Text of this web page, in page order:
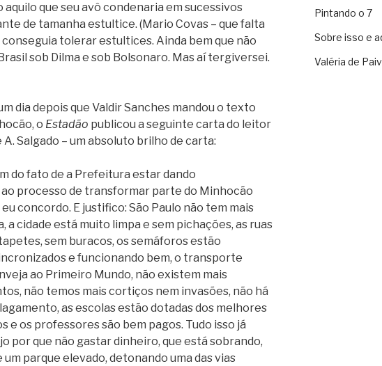
que seu avô condenaria em sucessivos
de tamanha estultice. (Mario Covas – que falta
conseguia tolerar estultices. Ainda bem que não
sob Dilma e sob Bolsonaro. Mas aí tergiversei.
dia depois que Valdir Sanches mandou o texto
o Estadão publicou a seguinte carta do leitor
A. Salgado – um absoluto brilho de carta:
do fato de a Prefeitura estar dando
processo de transformar parte do Minhocão
concordo. E justifico: São Paulo não tem mais
a cidade está muito limpa e sem pichações, as ruas
sem buracos, os semáforos estão
e funcionando bem, o transporte
ao Primeiro Mundo, não existem mais
não temos mais cortiços nem invasões, não há
as escolas estão dotadas dos melhores
e os professores são bem pagos. Tudo isso já
por que não gastar dinheiro, que está sobrando,
parque elevado, detonando uma das vias
Pintando o 7
Sobre isso e
Valéria de